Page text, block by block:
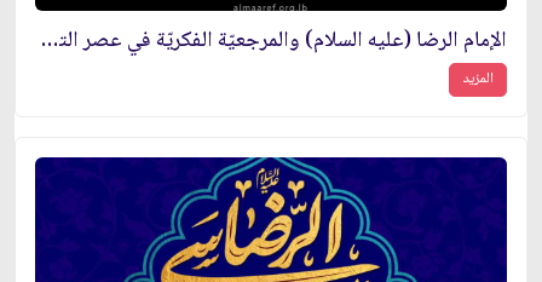
الإمام الرضا (عليه السلام) والمرجعيّة الفكريّة في عصر التحوّلات
المزيد